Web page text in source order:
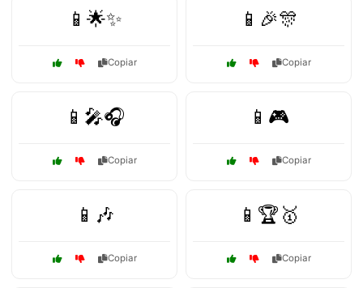
📱🌟✨
Copiar
📱🎉🎊
Copiar
📱🎤🎧
Copiar
📱🎮
Copiar
📱🎶
Copiar
📱🏆🥇
Copiar